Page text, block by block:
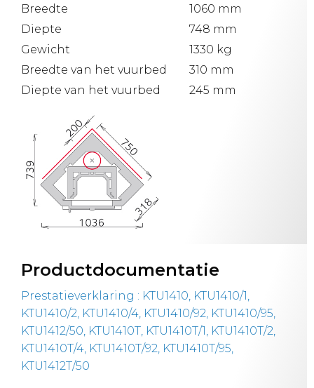
Breedte
1060 mm
Diepte
748 mm
Gewicht
1330 kg
Breedte van het vuurbed
310 mm
Diepte van het vuurbed
245 mm
Productdocumentatie
Prestatieverklaring : KTU1410, KTU1410/1,
KTU1410/2, KTU1410/4, KTU1410/92, KTU1410/95,
KTU1412/50, KTU1410T, KTU1410T/1, KTU1410T/2,
KTU1410T/4, KTU1410T/92, KTU1410T/95,
KTU1412T/50